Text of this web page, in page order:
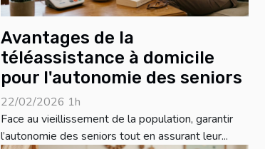
Avantages de la
téléassistance à domicile
pour l'autonomie des seniors
22/02/2026 1h
Face au vieillissement de la population, garantir
l’autonomie des seniors tout en assurant leur...